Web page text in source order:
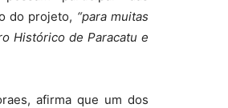
do projeto, “para muitas
Histórico de Paracatu e
afirma que um dos